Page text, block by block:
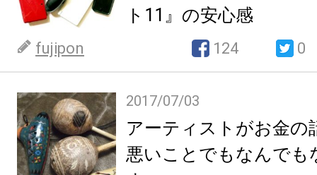
ト11』の安心感
fujipon 124 0
2017/07/03
アーティストがお金の
悪いことでもなんでも